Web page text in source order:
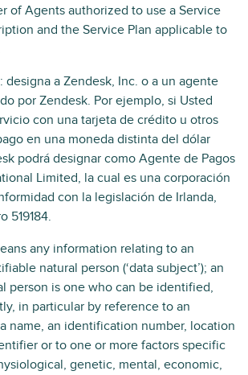
of Agents authorized to use a Service
and the Service Plan applicable to
: designa a Zendesk, Inc. o a un agente
por Zendesk. Por ejemplo, si Usted
con una tarjeta de crédito u otros
en una moneda distinta del dólar
podrá designar como Agente de Pagos
Limited, la cual es una corporación
con la legislación de Irlanda,
519184.
any information relating to an
natural person (‘data subject’); an
person is one who can be identified,
in particular by reference to an
name, an identification number, location
or to one or more factors specific
genetic, mental, economic,